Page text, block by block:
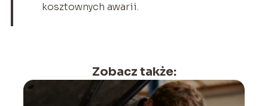
kosztownych awarii.
Zobacz także: